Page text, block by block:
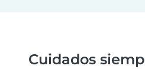
Cuidados